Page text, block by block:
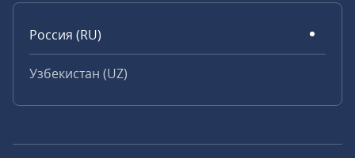
Россия (RU)
Узбекистан (UZ)